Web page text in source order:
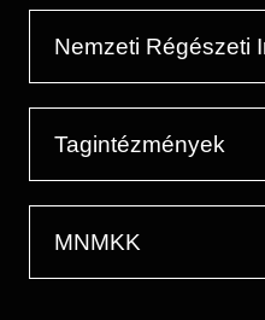
Nemzeti Régészeti
Tagintézmények
MNMKK